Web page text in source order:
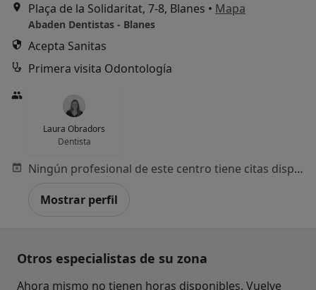
Plaça de la Solidaritat, 7-8, Blanes • Mapa
Abaden Dentistas - Blanes
Acepta Sanitas
Primera visita Odontología
Laura Obradors
Dentista
Ningún profesional de este centro tiene citas disponibles
Mostrar perfil
Otros especialistas de su zona
Ahora mismo no tienen horas disponibles. Vuelve